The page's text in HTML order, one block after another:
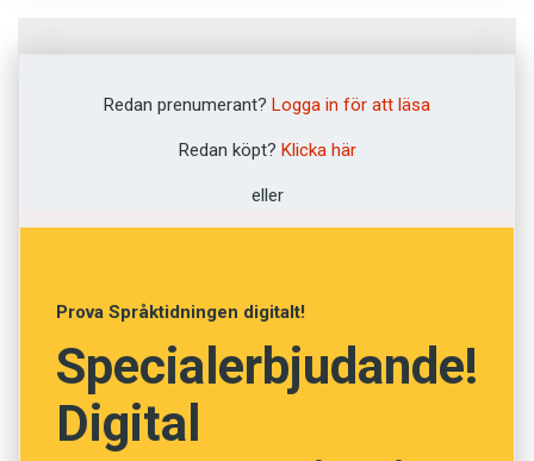
Rætttrúgvandi
Trögflytande
Ortodox
Redan prenumerant? Logga in för att läsa
Redan köpt? Klicka här
eller
Prova Språktidningen digitalt!
Specialerbjudande!
Digital